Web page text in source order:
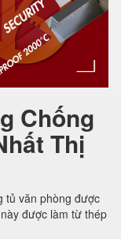
Chống
Thị
tủ văn phòng được
được làm từ thép